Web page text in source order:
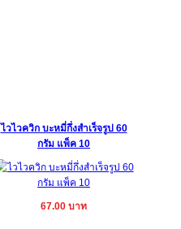
ไวไวควิก บะหมี่กึ่งสำเร็จรูป 60
กรัม แพ็ค 10
67.00 บาท